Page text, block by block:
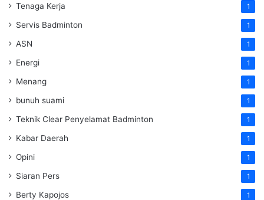
Tenaga Kerja 1
Servis Badminton 1
ASN 1
Energi 1
Menang 1
bunuh suami 1
Teknik Clear Penyelamat Badminton 1
Kabar Daerah 1
Opini 1
Siaran Pers 1
Berty Kapojos 1